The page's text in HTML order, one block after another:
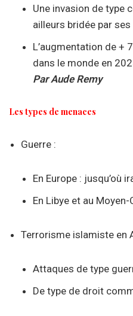
Une invasion de type
ailleurs bridée par ses
L’augmentation de +
dans le monde en
Par Aude Remy
Les types de menaces
Guerre :
En Europe : jusqu’où
En Libye et au Moyen-
Terrorisme islamiste en
Attaques de type
De type de droit